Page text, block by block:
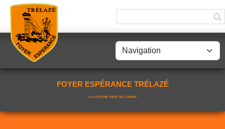
FOYER ESPÉRANCE TRÉLAZÉ
LA VICTOIRE VIENT DE L'UNION.
Panneau de gestion des cookies